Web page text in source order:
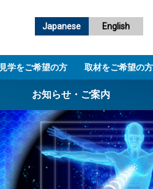
Japanese English
見学をご希望の方 取材をご希望の方
お知らせ・ご案内
パンフレッ
ニュースレ
設立5周年誌